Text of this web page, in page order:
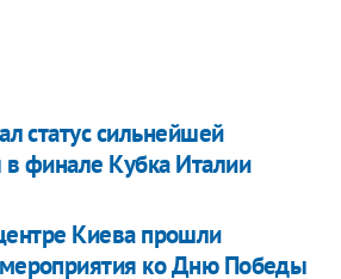
статус сильнейшей
финале Кубка Италии
Киева прошли
ко Дню Победы